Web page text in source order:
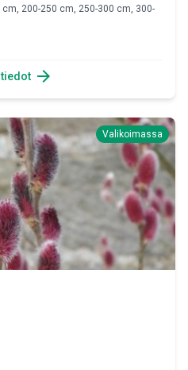
200-250 cm, 250-300 cm, 300-
arrow_forward
Valikoimassa